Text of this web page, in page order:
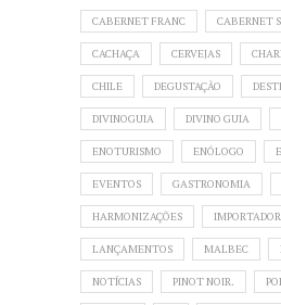
CABERNET FRANC CABERNET
CACHAÇA CERVEJAS
CHILE DEGUSTAÇÃO
DIVINOGUIA DIVINO GUIA
ENOTURISMO ENÓLOGO
EVENTOS GASTRONOMIA
HARMONIZAÇÕES
LANÇAMENTOS MALBEC
NOTÍCIAS PINOT NOIR.